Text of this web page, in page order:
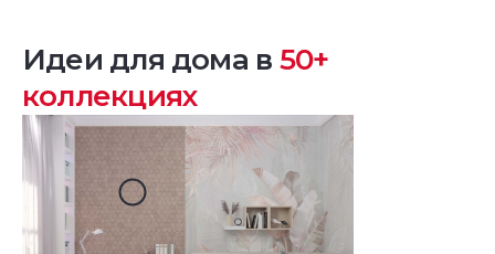
Идеи для дома в 50+
коллекциях